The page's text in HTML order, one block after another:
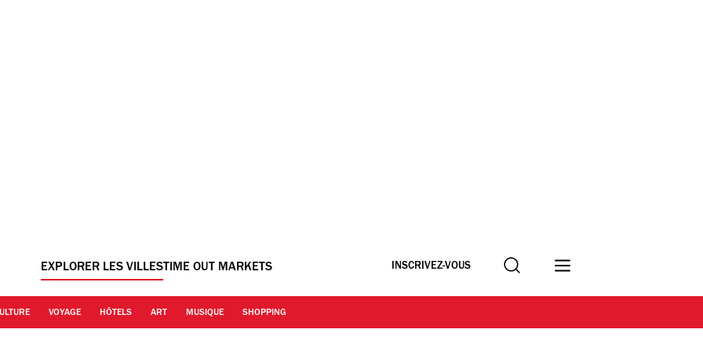
EXPLORER LES VILLESTIME OUT MARKETS INSCRIVEZ-VOUS Recherche
VOYAGE HÔTELS ART MUSIQUE SHOPPING